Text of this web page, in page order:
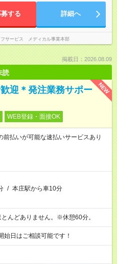
募する 詳細へ
フサービス メディカル事業本部
掲載日：2026.08.09
読
NEW
迎＊発注業務サポー
WEB登録・面接OK
払いが可能な速払いサービスあり
/ 本庄駅から車10分
んどありません。※休憩60分。
日はご相談可能です！